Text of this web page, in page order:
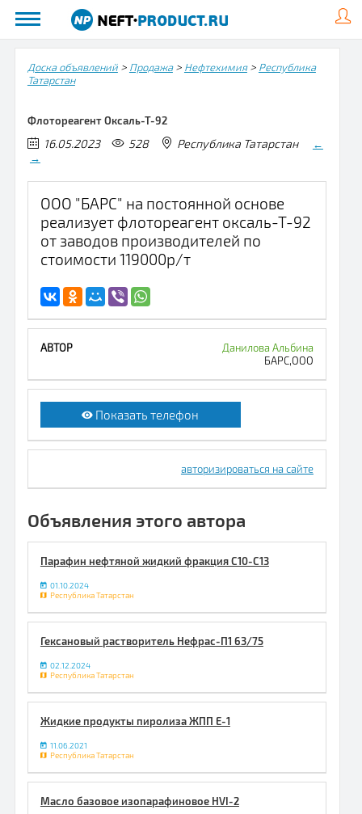
Доска объявлений> Продажа> Нефтехимия> Республика
Татарстан
Флотореагент Оксаль-Т-92
16.05.2023 528 Республика Татарстан
←
→
ООО "БАРС" на постоянной основе
реализует флотореагент оксаль-Т-92
от заводов производителей по
стоимости 119000р/т
Данилова Альбина
БАРС,ООО
Показать телефон
авторизироваться на сайте
Объявления этого автора
Парафин нефтяной жидкий фракция С10-С13
01.10.2024
Республика Татарстан
Гексановый растворитель Нефрас-П1 63/75
02.12.2024
Республика Татарстан
Жидкие продукты пиролиза ЖПП Е-1
11.06.2021
Республика Татарстан
Масло базовое изопарафиновое HVI-2